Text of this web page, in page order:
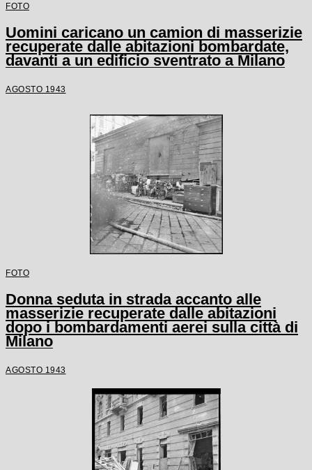
FOTO
Uomini caricano un camion di masserizie
recuperate dalle abitazioni bombardate,
davanti a un edificio sventrato a Milano
AGOSTO 1943
FOTO
Donna seduta in strada accanto alle
masserizie recuperate dalle abitazioni
dopo i bombardamenti aerei sulla città di
Milano
AGOSTO 1943